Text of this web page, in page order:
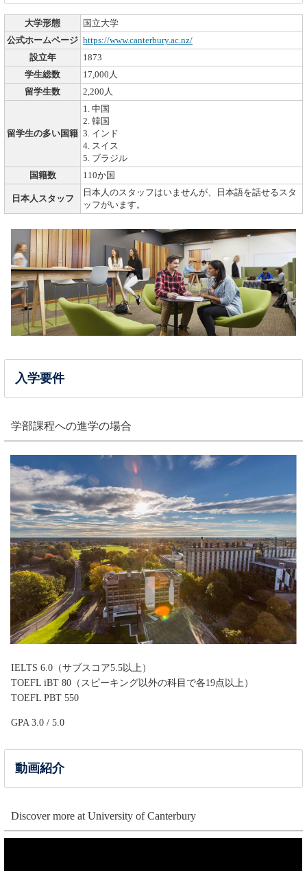
大学形態
国立大学
公式ホームページ https://www.canterbury.ac.nz/
設立年
1873
学生総数
17,000人
留学生数
2,200人
留学生の多い国籍
1. 中国
2. 韓国
3. インド
4. スイス
5. ブラジル
国籍数
110か国
日本人スタッフ
日本人のスタッフはいませんが、日本語を話せるスタ
ッフがいます。
入学要件
学部課程への進学の場合
IELTS 6.0（サブスコア5.5以上）
TOEFL iBT 80（スピーキング以外の科目で各19点以上）
TOEFL PBT 550
GPA 3.0 / 5.0
動画紹介
Discover more at University of Canterbury